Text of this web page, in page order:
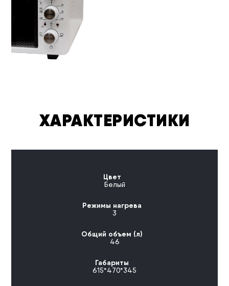
ХАРАКТЕРИСТИКИ
Цвет
Белый
Режимы нагрева
3
Общий объем (л)
46
Габариты
615*470*345